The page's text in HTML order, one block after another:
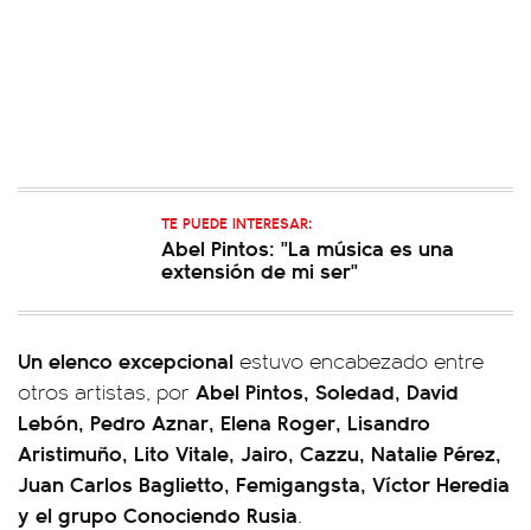
TE PUEDE INTERESAR:
Abel Pintos: "La música es una
extensión de mi ser"
Un elenco excepcional estuvo encabezado entre
otros artistas, por Abel Pintos, Soledad, David
Lebón, Pedro Aznar, Elena Roger, Lisandro
Aristimuño, Lito Vitale, Jairo, Cazzu, Natalie Pérez,
Juan Carlos Baglietto, Femigangsta, Víctor Heredia
y el grupo Conociendo Rusia.